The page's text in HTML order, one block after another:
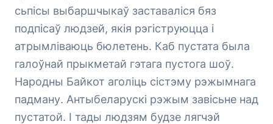
сьпісы выбаршчыкаў заставаліся бяз
подпісаў людзей, якія рэгіструюцца і
атрымліваюць бюлетень. Каб пустата была
галоўнай прыкметай гэтага пустога шоў.
Народны Байкот аголіць сістэму рэжымнага
падману. Антыбеларускі рэжым завісьне над
пустатой. І тады людзям будзе лягчэй